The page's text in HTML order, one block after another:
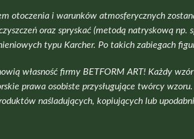
otoczenia i warunków atmosferycznych
oraz spryskać (metodą natryskową
typu Karcher. Po takich zabiegach
własność firmy BETFORM ART! Każdy
prawa osobiste przysługujące twórcy
naśladujących, kopiujących lub